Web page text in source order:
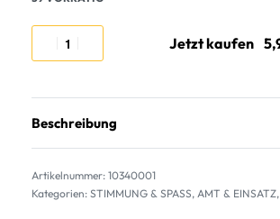
Jetzt kaufen
Beschreibung
10340001
Kategorien: STIMMUNG & SPASS, AMT & EINSATZ,